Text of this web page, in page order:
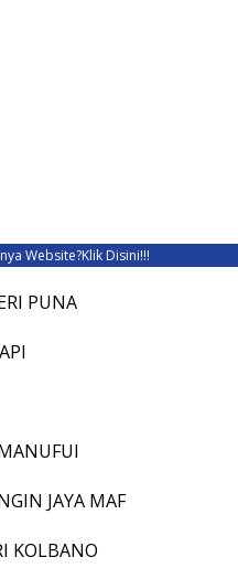
Website?Klik Disini!!!
PUNA
JAYA MAF
KOLBANO